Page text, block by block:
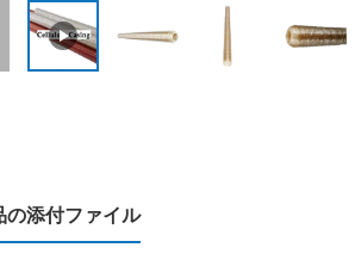
の添付ファイル